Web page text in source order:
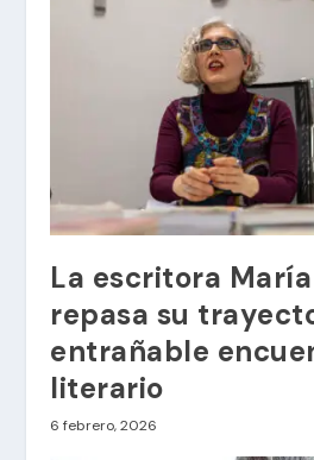
La escritora
repasa su
entrañable
literario
6 febrero, 2026